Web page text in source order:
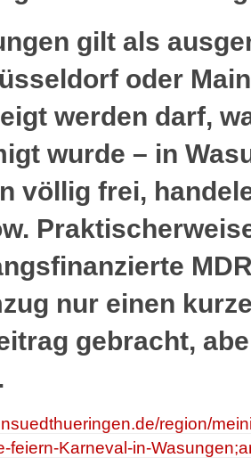
gilt als
oder
werden darf,
wurde – in
völlig frei,
nur einen
gebracht,
region/
feiern-Karneval-in-